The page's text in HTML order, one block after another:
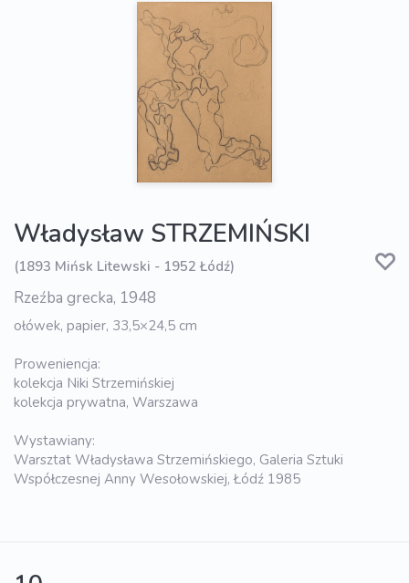
Władysław STRZEMIŃSKI
(1893 Mińsk Litewski - 1952 Łódź)
Rzeźba grecka, 1948
ołówek, papier, 33,5×24,5 cm
Proweniencja:
kolekcja Niki Strzemińskiej
kolekcja prywatna, Warszawa
Wystawiany:
Warsztat Władysława Strzemińskiego, Galeria Sztuki
Współczesnej Anny Wesołowskiej, Łódź 1985